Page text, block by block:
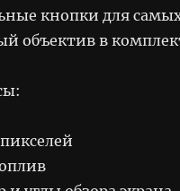
кнопки для
объектив в